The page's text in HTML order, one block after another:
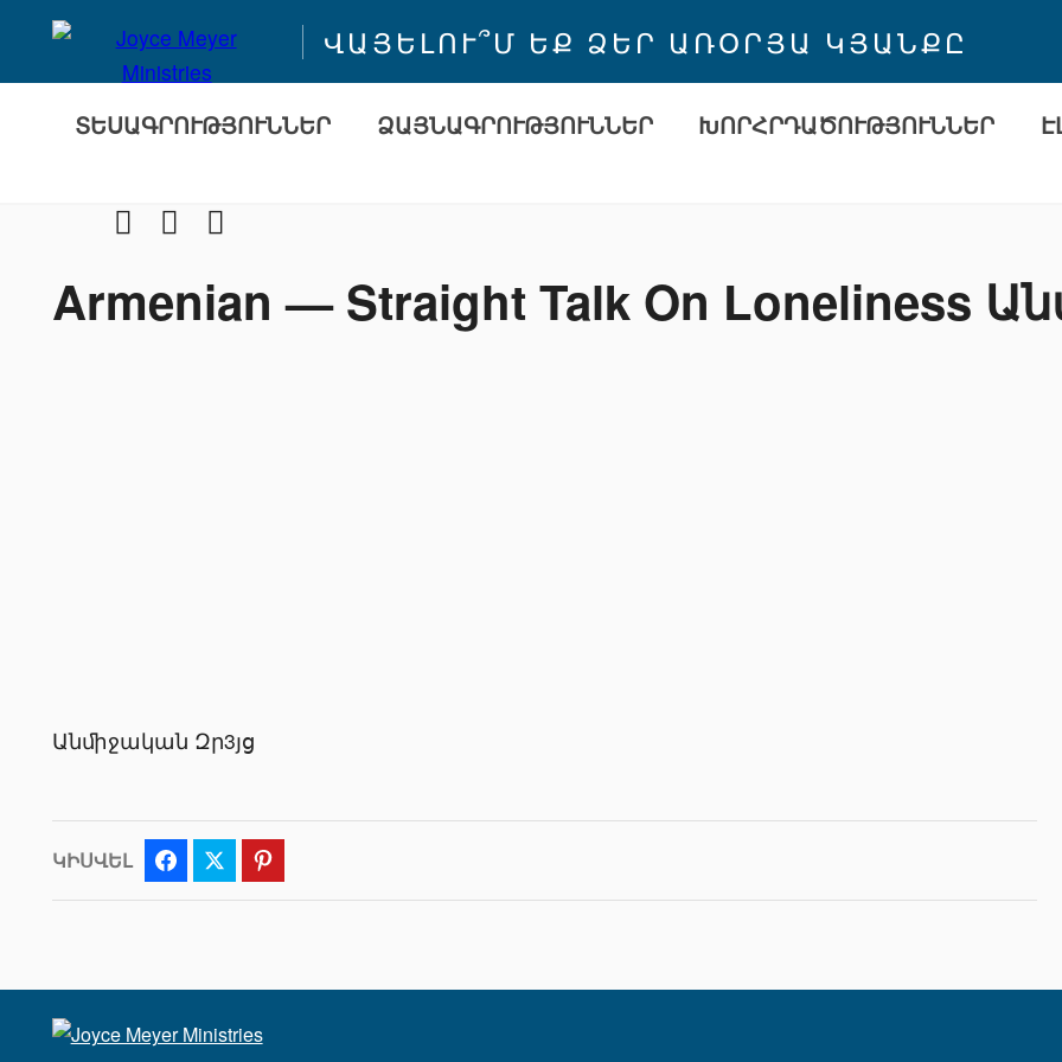
ՎԱՅԵԼՈՒ՞Մ ԵՔ ՁԵՐ ԱՌՕՐՅԱ ԿՅԱՆՔԸ
ՏԵՍԱԳՐՈՒԹՅՈՒՆՆԵՐ ՁԱՅՆԱԳՐՈՒԹՅՈՒՆՆԵՐ ԽՈՐՀՐԴԱԾՈՒԹՅՈՒՆՆԵՐ
FacebookYoutube
Armenian — Straight Talk On Loneliness
Անﬕջական Զր3յց
ԿԻՍՎԵԼ FacebookTwitter